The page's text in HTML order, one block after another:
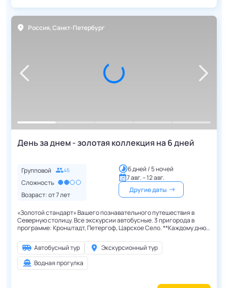
Россия,Санкт-Петербург
День за днем - золотая коллекция на 6 дней
Групповой 45
Сложность
Возраст: от7лет
6 дней / 5 ночей
7 авг. – 12 авг.
Другие даты
«Золотой стандарт» Вашего познавательного путешествия в
Северную столицу. Все экскурсии автобусные. 3 пригорода в
программе: Кронштадт, Петергоф, Царское Село. **Каждому дню
Экскурсионная программа повторяется каждую неделю.**
Автобусный тур
Экскурсионный тур
Водная прогулка